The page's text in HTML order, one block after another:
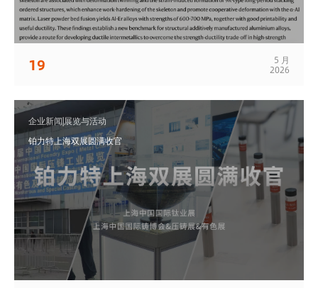
19 5 月
2026
企业新闻|展览与活动
铂力特上海双展圆满收官